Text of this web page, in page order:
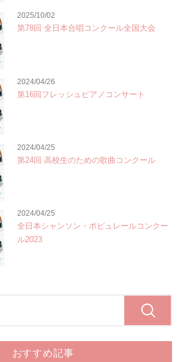
2025/10/02
第78回 全日本合唱コンクール全国大会
2024/04/26
第16回フレッシュピアノコンサート
2024/04/25
第24回 高校生のための歌曲コンクール
2024/04/25
全日本シャンソン・ポピュレールコンクー
ル2023
おすすめ記事